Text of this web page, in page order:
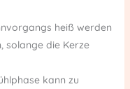
heiß werden
solange die Kerze
kann zu